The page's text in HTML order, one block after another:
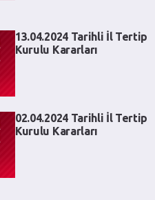
13.04.2024 Tarihli İl Tertip
Kurulu Kararları
02.04.2024 Tarihli İl Tertip
Kurulu Kararları